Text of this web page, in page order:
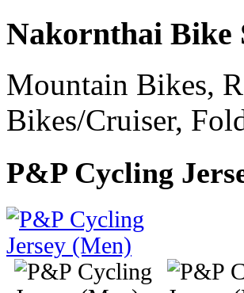
Nakornthai Bike
Mountain Bikes,
Bikes/Cruiser,
P&P Cycling